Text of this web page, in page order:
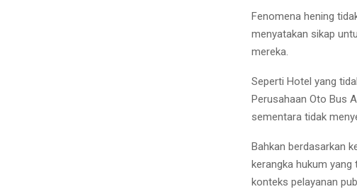
Fenomena hening
menyatakan sikap
mereka.
Seperti Hotel yang
Perusahaan Oto Bus
sementara tidak
Bahkan berdasarkan
kerangka hukum
konteks pelayanan